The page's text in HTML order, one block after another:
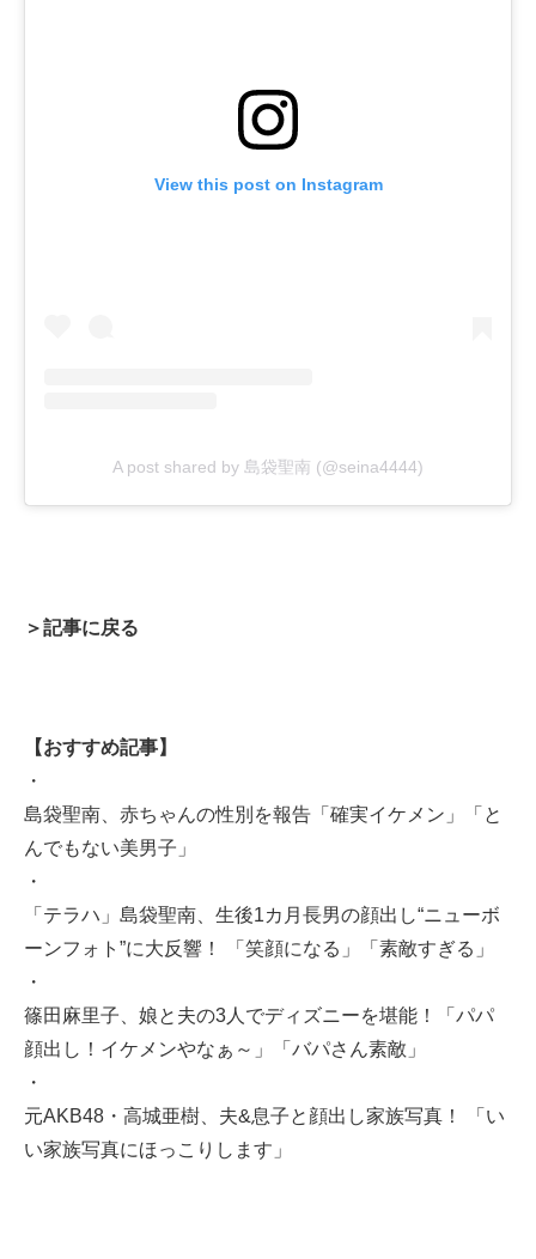
View this post on Instagram
A post shared by 島袋聖南 (@seina4444)
＞記事に戻る
【おすすめ記事】
・
島袋聖南、赤ちゃんの性別を報告「確実イケメン」「と
んでもない美男子」
・
「テラハ」島袋聖南、生後1カ月長男の顔出し“ニューボ
ーンフォト”に大反響！ 「笑顔になる」「素敵すぎる」
・
篠田麻里子、娘と夫の3人でディズニーを堪能！「パパ
顔出し！イケメンやなぁ～」「バパさん素敵」
・
元AKB48・高城亜樹、夫&息子と顔出し家族写真！ 「い
い家族写真にほっこりします」